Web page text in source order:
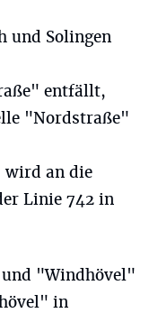
und Solingen
entfällt,
"Nordstraße"
wird an die
Linie 742 in
"Windhövel"
in